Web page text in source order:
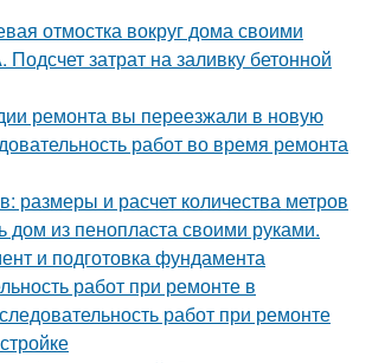
отмостка вокруг дома своими
затрат на заливку бетонной
ремонта вы переезжали в новую
работ во время ремонта
размеры и расчет количества метров
дом из пенопласта своими руками.
и подготовка фундамента
работ при ремонте в
работ при ремонте